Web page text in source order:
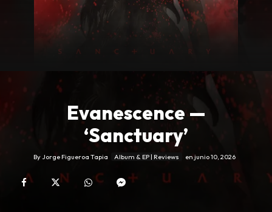
Evanescence —
‘Sanctuary’
By Jorge Figueroa Tapia Album & EP | Reviews en junio 10, 2026